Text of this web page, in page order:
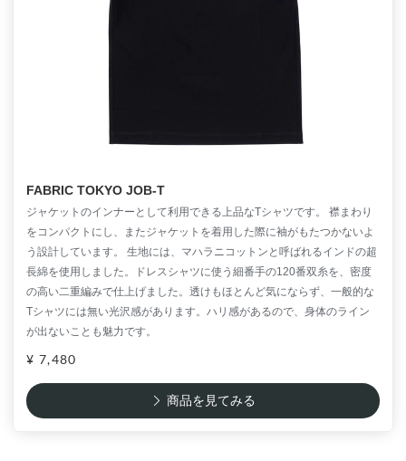
FABRIC TOKYO JOB-T
ジャケットのインナーとして利用できる上品なTシャツです。 襟まわり
をコンパクトにし、またジャケットを着用した際に袖がもたつかないよ
う設計しています。 生地には、マハラニコットンと呼ばれるインドの超
長綿を使用しました。ドレスシャツに使う細番手の120番双糸を、密度
の高い二重編みで仕上げました。透けもほとんど気にならず、一般的な
Tシャツには無い光沢感があります。ハリ感があるので、身体のライン
が出ないことも魅力です。
¥ 7,480
商品を見てみる